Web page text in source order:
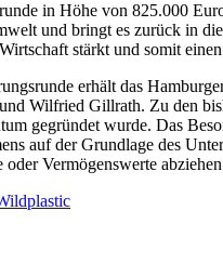
in Höhe von 825.000
und bringt es zurück in
stärkt und somit
erhält das
Wilfried Gillrath. Zu den
gegründet wurde. Das
auf der Grundlage des
Vermögenswerte